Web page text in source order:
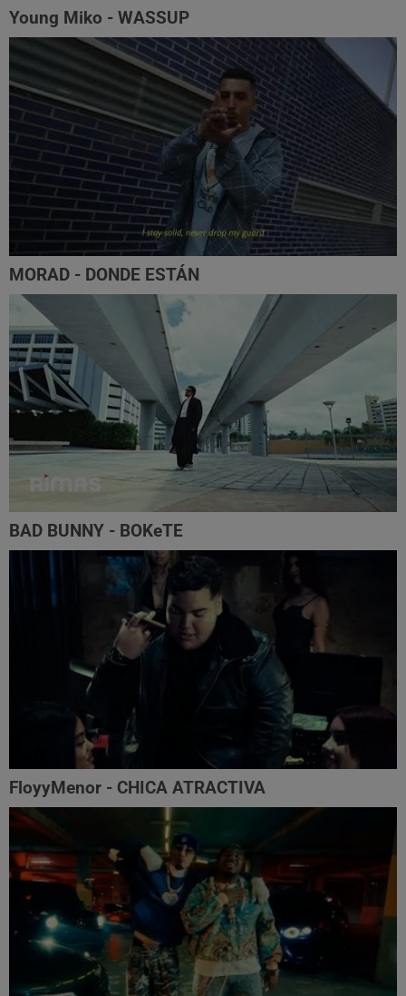
Young Miko - WASSUP
MORAD - DONDE ESTÁN
BAD BUNNY - BOKeTE
FloyyMenor - CHICA ATRACTIVA